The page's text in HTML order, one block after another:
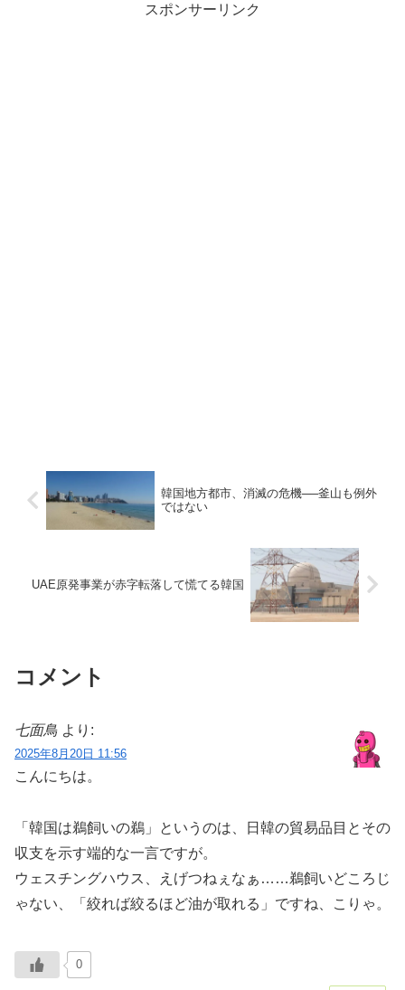
スポンサーリンク
韓国地方都市、消滅の危機──釜山も例外
ではない
UAE原発事業が赤字転落して慌てる韓国
コメント
七面鳥 より:
2025年8月20日 11:56
こんにちは。
「韓国は鵜飼いの鵜」というのは、日韓の貿易品目とその
収支を示す端的な一言ですが。
ウェスチングハウス、えげつねぇなぁ……鵜飼いどころじ
ゃない、「絞れば絞るほど油が取れる」ですね、こりゃ。
0